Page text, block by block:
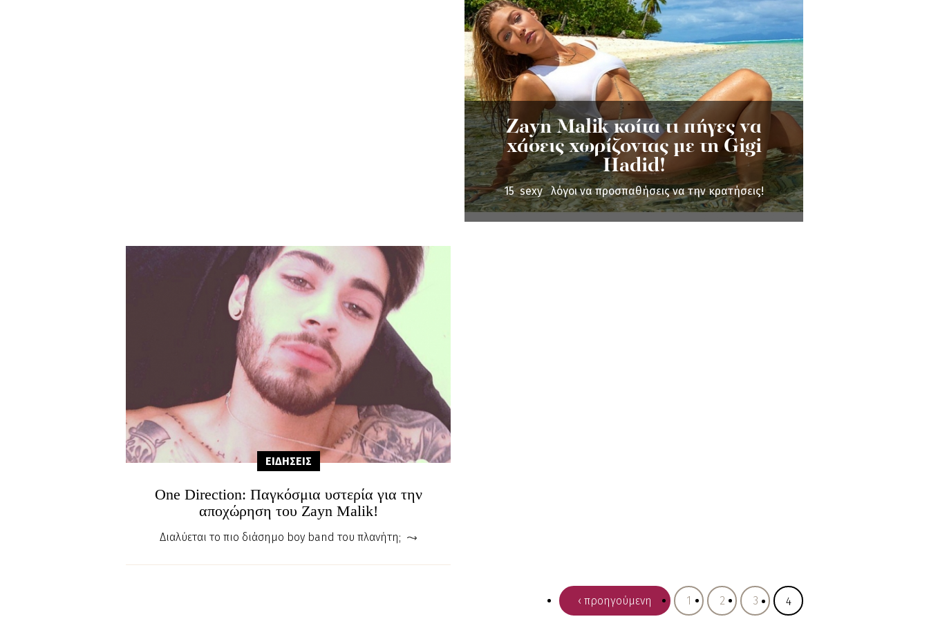
Zayn Malik κοίτα τι πήγες να
χάσεις χωρίζοντας με τη Gigi
Hadid!
15 sexy λόγοι να προσπαθήσεις να την κρατήσεις!
ΕΙΔΗΣΕΙΣ
One Direction: Παγκόσμια υστερία για την
αποχώρηση του Zayn Malik!
Διαλύεται το πιο διάσημο boy band του πλανήτη;
‹ προηγούμενη 1 2 3 4